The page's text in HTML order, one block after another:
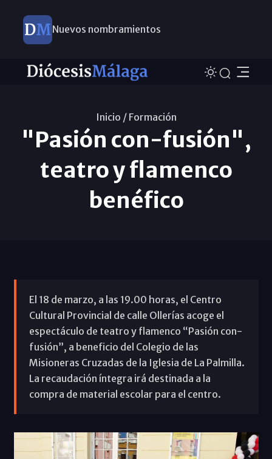
Nuevos nombramientos
Inicio / Formación
"Pasión con-fusión",
teatro y flamenco
benéfico
El 18 de marzo, a las 19.00 horas, el Centro
Cultural Provincial de calle Ollerías acoge el
espectáculo de teatro y flamenco “Pasión con-
fusión”, a beneficio del Colegio de las
Misioneras Cruzadas de la Iglesia de La Palmilla.
La recaudación íntegra irá destinada a la
compra de material escolar para el centro.